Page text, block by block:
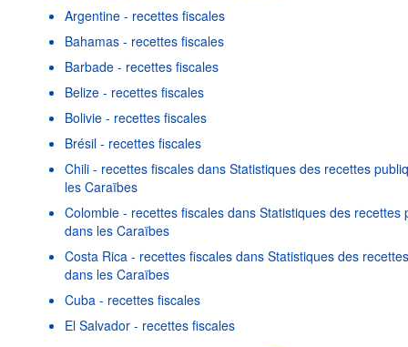
Argentine - recettes fiscales
Bahamas - recettes fiscales
Barbade - recettes fiscales
Belize - recettes fiscales
Bolivie - recettes fiscales
Brésil - recettes fiscales
Chili - recettes fiscales dans Statistiques des recettes
les Caraïbes
Colombie - recettes fiscales dans Statistiques des
dans les Caraïbes
Costa Rica - recettes fiscales dans Statistiques des
dans les Caraïbes
Cuba - recettes fiscales
El Salvador - recettes fiscales